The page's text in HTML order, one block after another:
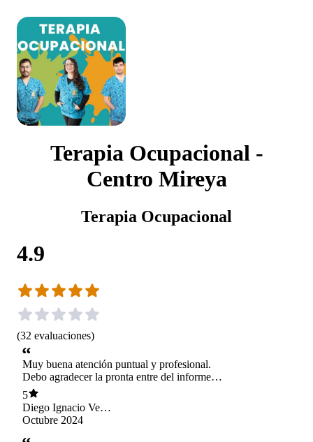
Terapia Ocupacional -
Centro Mireya
Terapia Ocupacional
4.9
(32 evaluaciones)
Muy buena atención puntual y profesional.
Debo agradecer la pronta entre del informe
solicitado. Gracias.
5
Diego Ignacio Vega
Espinace
Octubre 2024